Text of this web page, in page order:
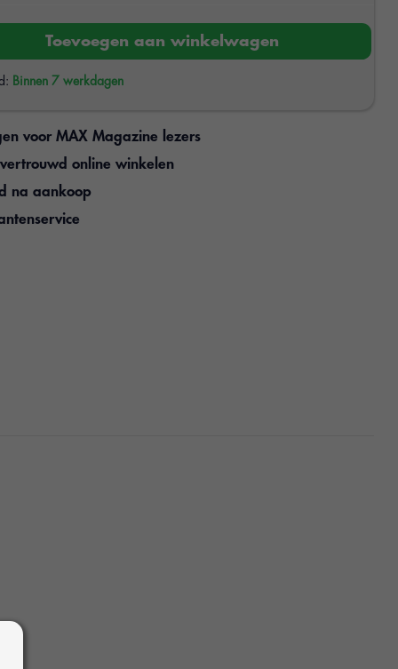
Toevoegen aan winkelwagen
Binnen 7 werkdagen
voor MAX Magazine lezers
online winkelen
na aankoop